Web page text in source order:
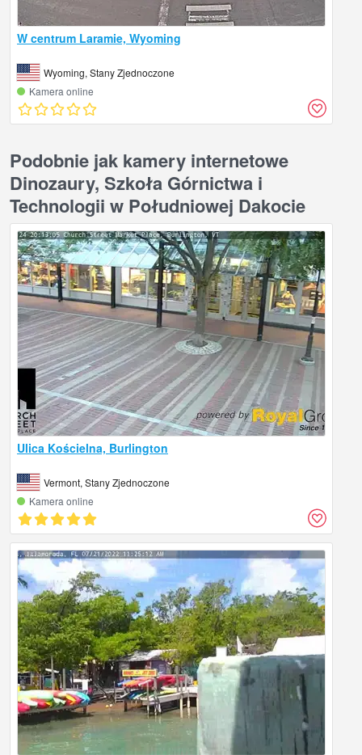
W centrum Laramie, Wyoming
Wyoming, Stany Zjednoczone
Kamera online
Podobnie jak kamery internetowe
Dinozaury, Szkoła Górnictwa i
Technologii w Południowej Dakocie
Ulica Kościelna, Burlington
Vermont, Stany Zjednoczone
Kamera online